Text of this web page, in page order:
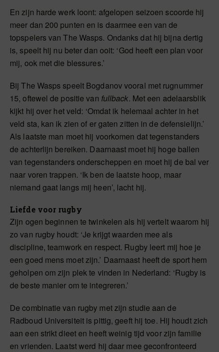
En zijn harde werk loont: afgelopen seizoen scoorde hij
meer dan 200 punten en is daarmee een van de
topspelers van The Wasps. Ondanks dat hij bijna dertig
is, speelt hij nu beter dan ooit: ‘God heeft een plan voor
mij, ook met die blessures.’
Bij The Wasps speelt Bogdanov vooral met rugnummer
15, oftewel de positie van fullback. Met een adelaarsblik
kijkt hij over het veld: ‘Omdat ik helemaal achter in het
veld sta, kan ik zien of er gaten zitten in de defensielijn.’
Als laatste man moet hij voorkomen dat tegenstanders
de achterlijn bereiken. Daarnaast moet hij hoge ballen
van tegenstanders onderscheppen en moet hij de bal ver
naar voren trappen. ‘Ik ben de laatste hoop, maar
niemand gaat langs mij heen’, lacht hij.
Liefde voor rugby
Zijn ogen beginnen te twinkelen als hij vertelt waarom hij
zo van rugby houdt: ‘Je krijgt waarden mee als
discipline, teamwork en respect. Rugby leert mij hoe je
een goed mens moet zijn.’ Daarnaast heeft de sport hem
geholpen om zijn plek te vinden in Nederland: ‘Rugby is
de beste manier om te integreren.’
De combinatie van rugby met zijn studie aan de
Radboud Universiteit is pittig, geeft hij toe. Hij houdt zich
aan een strikt dieet en heeft weinig tijd voor zijn familie
en vrienden. Laatst werd hij daar mee geconfronteerd